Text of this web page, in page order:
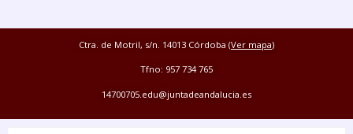
Ctra. de Motril, s/n. 14013 Córdoba (Ver mapa)
Tfno: 957 734 765
14700705.edu@juntadeandalucia.es